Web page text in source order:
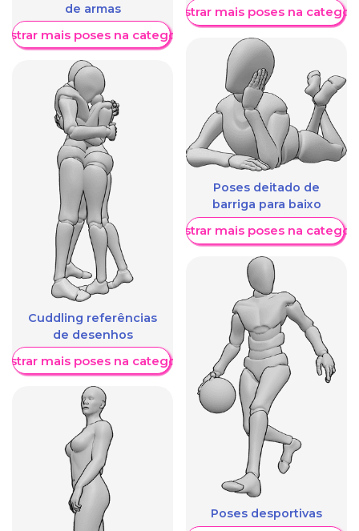
de armas
mais poses na categoria
Cuddling referências
de desenhos
mais poses na categoria
Mostrar mais poses na
Poses deitado de
barriga para baixo
Mostrar mais poses na
Poses desportivas